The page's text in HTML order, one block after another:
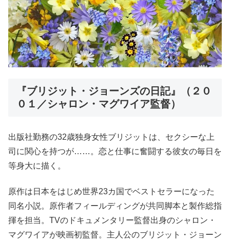
『ブリジット・ジョーンズの日記』（２０
０１／シャロン・マグワイア監督）
出版社勤務の32歳独身女性ブリジットは、セクシーな上
司に関心を持つが……。恋と仕事に奮闘する彼女の毎日を
等身大に描く。
原作は日本をはじめ世界23カ国でベストセラーになった
同名小説。原作者フィールディングが共同脚本と製作総指
揮を担当。TVのドキュメンタリー監督出身のシャロン・
マグワイアが映画初監督。主人公のブリジット・ジョーン